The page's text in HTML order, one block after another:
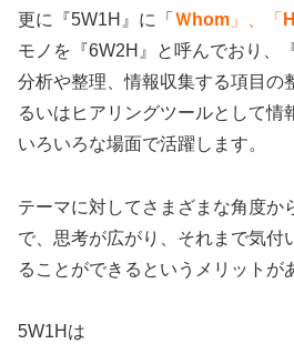
更に『5W1H』に「 Ｗhom 」、「
モノを『6W2H』と呼んでおり、
分析や整理、情報収集する項目の
るいはヒアリングツールとして情
いろいろな場面で活躍します。
テーマに対してさまざまな角度か
で、思考が広がり、それまで気付
ることができるというメリットが
5W1Hは